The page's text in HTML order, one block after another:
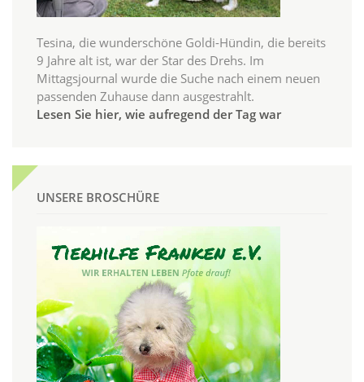
Tesina, die wunderschöne Goldi-Hündin, die bereits
9 Jahre alt ist, war der Star des Drehs. Im
Mittagsjournal wurde die Suche nach einem neuen
passenden Zuhause dann ausgestrahlt.
Lesen Sie hier, wie aufregend der Tag war
UNSERE BROSCHÜRE